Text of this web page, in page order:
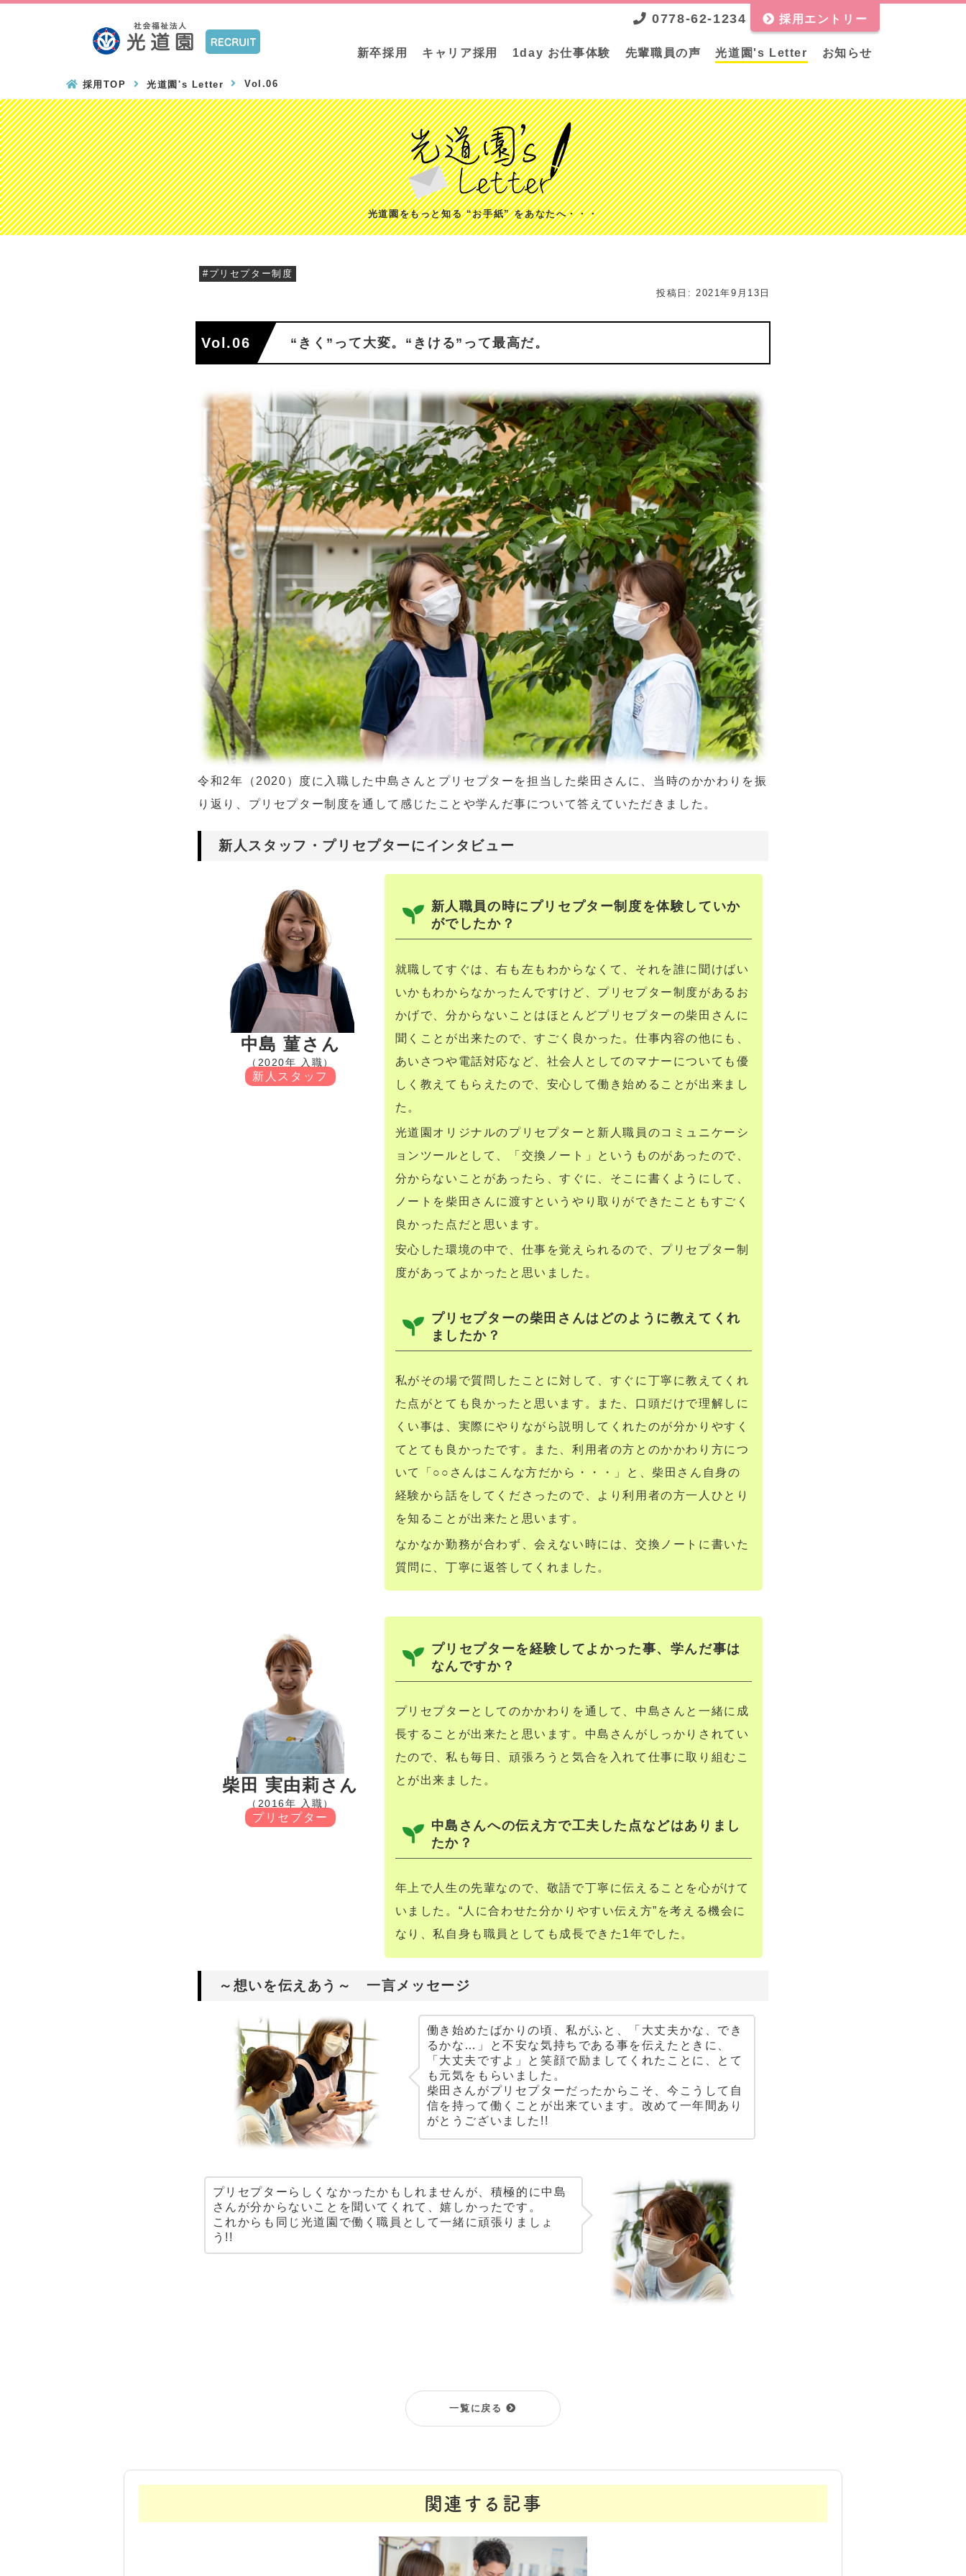
0778-62-1234 採用エントリー
新卒採用 キャリア採用 1day お仕事体験 先輩職員の声 光道園's Letter お知らせ
採用TOP 光道園's Letter Vol.06
光道園をもっと知る “お手紙” をあなたへ・・・
#プリセプター制度
投稿日: 2021年9月13日
Vol.06 “きく”って大変。“きける”って最高だ。
令和2年（2020 ）度に入職した中島さんとプリセプターを担当した柴田さんに、当時のかかわりを振
り返り、プリセプター制度を通して感じたことや学んだ事について答えていただきました。
新人スタッフ・プリセプターにインタビュー
中島 菫さん
（2020年 入職）
新人スタッフ
新人職員の時にプリセプター制度を体験していか
がでしたか？
就職してすぐは、右も左もわからなくて、それを誰に聞けばい
いかもわからなかったんですけど、プリセプター制度があるお
かげで、分からないことはほとんどプリセプターの柴田さんに
聞くことが出来たので、すごく良かった。仕事内容の他にも、
あいさつや電話対応など、社会人としてのマナーについても優
しく教えてもらえたので、安心して働き始めることが出来まし
た。
光道園オリジナルのプリセプターと新人職員のコミュニケーシ
ョンツールとして、「交換ノート」というものがあったので、
分からないことがあったら、すぐに、そこに書くようにして、
ノートを柴田さんに渡すというやり取りができたこともすごく
良かった点だと思います。
安心した環境の中で、仕事を覚えられるので、プリセプター制
度があってよかったと思いました。
プリセプターの柴田さんはどのように教えてくれ
ましたか？
私がその場で質問したことに対して、すぐに丁寧に教えてくれ
た点がとても良かったと思います。また、口頭だけで理解しに
くい事は、実際にやりながら説明してくれたのが分かりやすく
てとても良かったです。また、利用者の方とのかかわり方につ
いて「○○さんはこんな方だから・・・」と、柴田さん自身の
経験から話をしてくださったので、より利用者の方一人ひとり
を知ることが出来たと思います。
なかなか勤務が合わず、会えない時には、交換ノートに書いた
質問に、丁寧に返答してくれました。
柴田 実由莉さん
（2016年 入職）
プリセプター
プリセプターを経験してよかった事、学んだ事は
なんですか？
プリセプターとしてのかかわりを通して、中島さんと一緒に成
長することが出来たと思います。中島さんがしっかりされてい
たので、私も毎日、頑張ろうと気合を入れて仕事に取り組むこ
とが出来ました。
中島さんへの伝え方で工夫した点などはありまし
たか？
年上で人生の先輩なので、敬語で丁寧に伝えることを心がけて
いました。“人に合わせた分かりやすい伝え方”を考える機会に
なり、私自身も職員としても成長できた 1年でした。
～想いを伝えあう～ 一言メッセージ
働き始めたばかりの頃、私がふと、「大丈夫かな、でき
るかな…」と不安な気持ちである事を伝えたときに、
「大丈夫ですよ」と笑顔で励ましてくれたことに、とて
も元気をもらいました。
柴田さんがプリセプターだったからこそ、今こうして自
信を持って働くことが出来ています。改めて一年間あり
がとうございました!!
プリセプターらしくなかったかもしれませんが、積極的に中島
さんが分からないことを聞いてくれて、嬉しかったです。
これからも同じ光道園で働く職員として一緒に頑張りましょ
う!!
一覧に戻る
関連する記事